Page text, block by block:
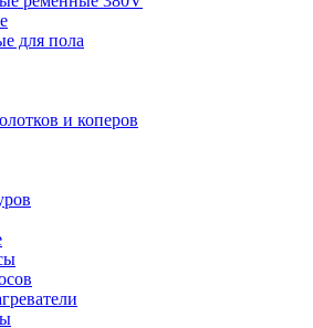
для пола
и коперов